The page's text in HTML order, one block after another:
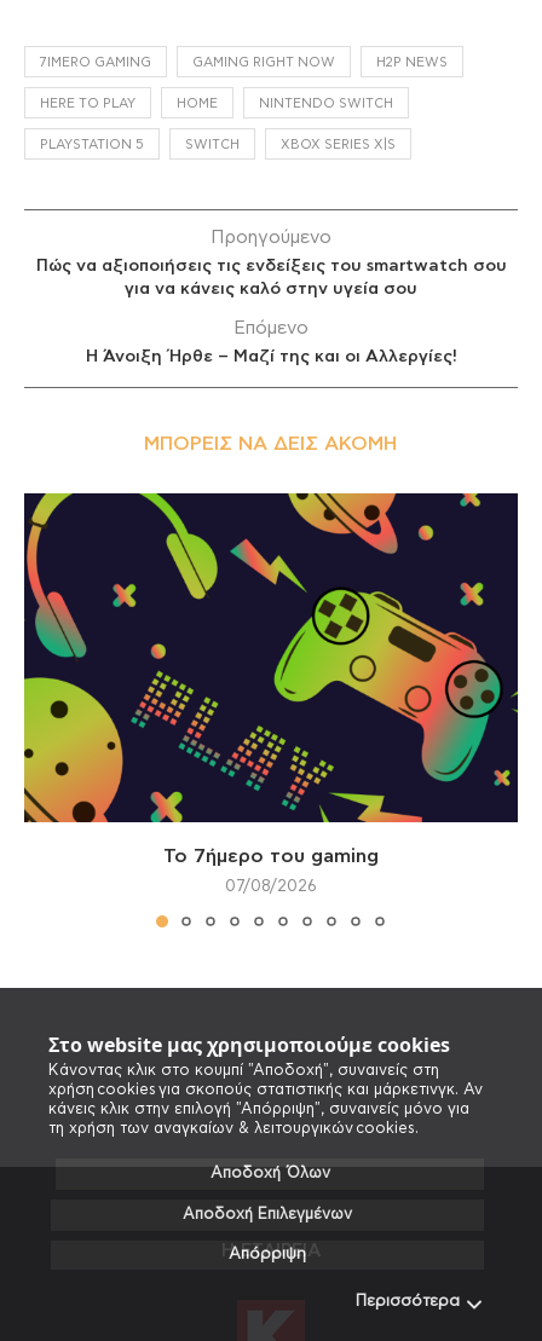
Στο website μας χρησιμοποιούμε cookies
Κάνοντας κλικ στο κουμπί "Αποδοχή", συναινείς στη
χρήση cookies για σκοπούς στατιστικής και μάρκετινγκ. Αν
κάνεις κλικ στην επιλογή "Απόρριψη", συναινείς μόνο για
τη χρήση των αναγκαίων & λειτουργικών cookies.
Αποδοχή Όλων
Αποδοχή Επιλεγμένων
Απόρριψη
Περισσότερα
7IMERO GAMING GAMING RIGHT NOW H2P NEWS
HERE TO PLAY HOME NINTENDO SWITCH
PLAYSTATION 5 SWITCH XBOX SERIES X|S
Προηγούμενο
Πώς να αξιοποιήσεις τις ενδείξεις του smartwatch σου
για να κάνεις καλό στην υγεία σου
Επόμενο
Η Άνοιξη Ήρθε – Μαζί της και οι Αλλεργίες!
ΜΠΟΡΕΊΣ ΝΑ ΔΕΙΣ ΑΚΌΜΗ
Το 7ήμερο του gaming
07/08/2026
Η ΕΤΑΙΡΕΙΑ